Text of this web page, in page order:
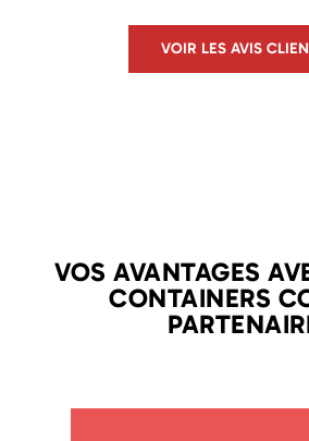
VOIR LES AVIS
VOS AVANTAGES
CONTAINERS